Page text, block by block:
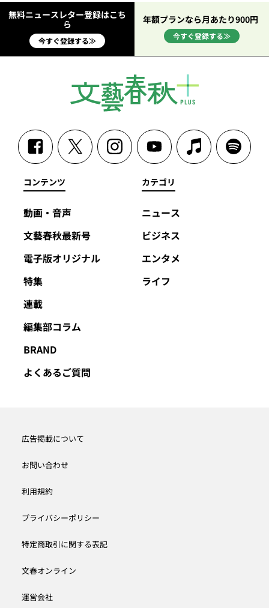
無料ニュースレター登録はこち
ら
今すぐ登録する≫
年額プランなら月あたり900円
今すぐ登録する≫
コンテンツ
動画・音声
文藝春秋最新号
電子版オリジナル
特集
連載
編集部コラム
BRAND
よくあるご質問
カテゴリ
ニュース
ビジネス
エンタメ
ライフ
広告掲載について
お問い合わせ
利用規約
プライバシーポリシー
特定商取引に関する表記
文春オンライン
運営会社